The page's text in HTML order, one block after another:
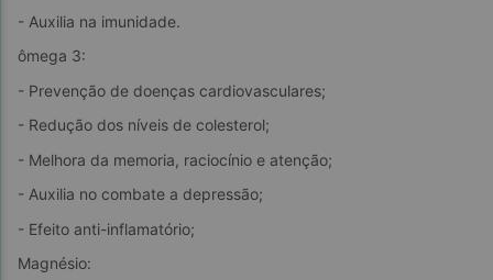
- Auxilia na imunidade.
ômega 3:
- Prevenção de doenças cardiovasculares;
- Redução dos níveis de colesterol;
- Melhora da memoria, raciocínio e atenção;
- Auxilia no combate a depressão;
- Efeito anti-inflamatório;
Magnésio: